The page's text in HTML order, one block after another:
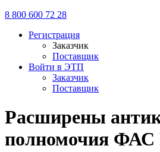
8 800 600 72 28
Регистрация
Заказчик
Поставщик
Войти в ЭТП
Заказчик
Поставщик
Расширены
полномочия ФАС